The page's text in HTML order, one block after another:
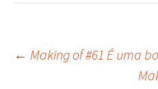
← Making of #61 É uma